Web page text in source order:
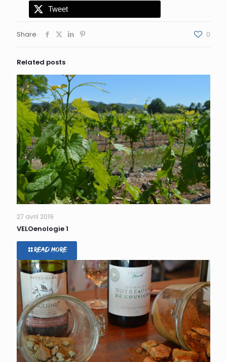
Tweet
Share 0
Related posts
27 avril 2019
VELOenologie 1
Read more